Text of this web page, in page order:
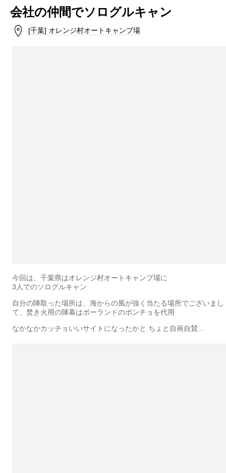
会社の仲間でソログルキャン
[千葉] オレンジ村オートキャンプ場
今回は、千葉県はオレンジ村オートキャンプ場に
3人でのソログルキャン
自分の陣取った場所は、海からの風が強く当たる場所でございまし
て、焚き火用の陣幕はポーランドのポンチョを代用
なかなかカッチョいいサイトになったかと ちょと自画自賛…